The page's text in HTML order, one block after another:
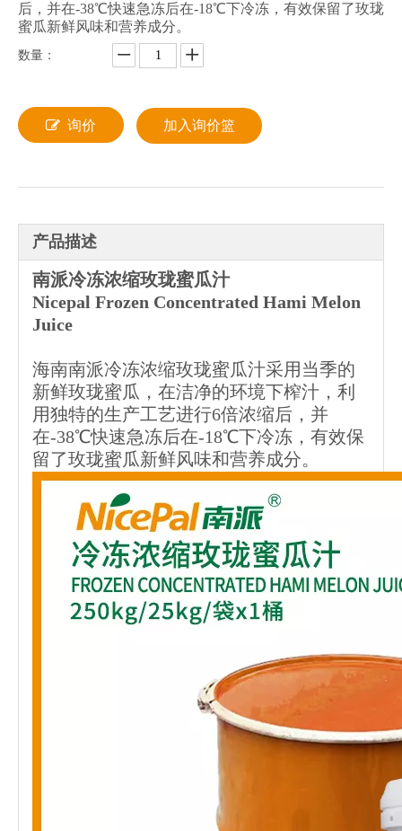
后，并在-38℃快速急冻后在-18℃下冷冻，有效保留了玫珑
蜜瓜新鲜风味和营养成分。
数量：
询价 加入询价篮
产品描述
南派冷冻浓缩玫珑蜜瓜汁
Nicepal Frozen Concentrated Hami Melon
Juice
海南南派冷冻浓缩玫珑蜜瓜汁采用当季的
新鲜玫珑蜜瓜，在洁净的环境下榨汁，利
用独特的生产工艺进行6倍浓缩后，并
在-38℃快速急冻后在-18℃下冷冻，有效保
留了玫珑蜜瓜新鲜风味和营养成分。